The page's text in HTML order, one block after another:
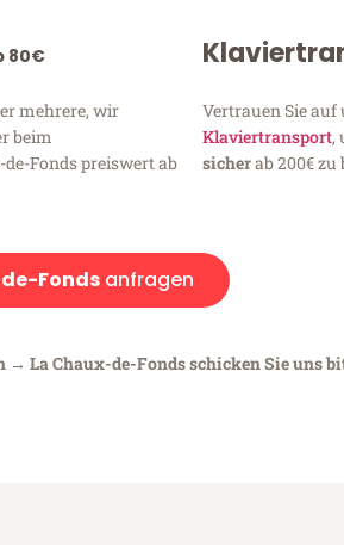
80€
mehrere, wir
beim
Fonds preiswert ab
Vertrauen Sie auf
Klaviertransport,
sicherab 200€ zu
Fonds anfragen
La Chaux-de-Fonds schicken Sie uns